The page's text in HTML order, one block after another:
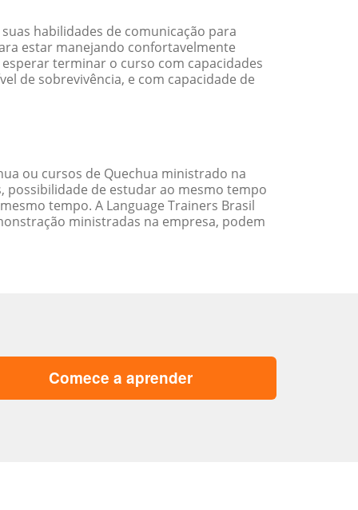
habilidades de comunicação para
estar manejando confortavelmente
terminar o curso com capacidades
de sobrevivência, e com capacidade de
ou cursos de Quechua ministrado na
possibilidade de estudar ao mesmo tempo
tempo. A Language Trainers Brasil
ministradas na empresa, podem
Comece a aprender